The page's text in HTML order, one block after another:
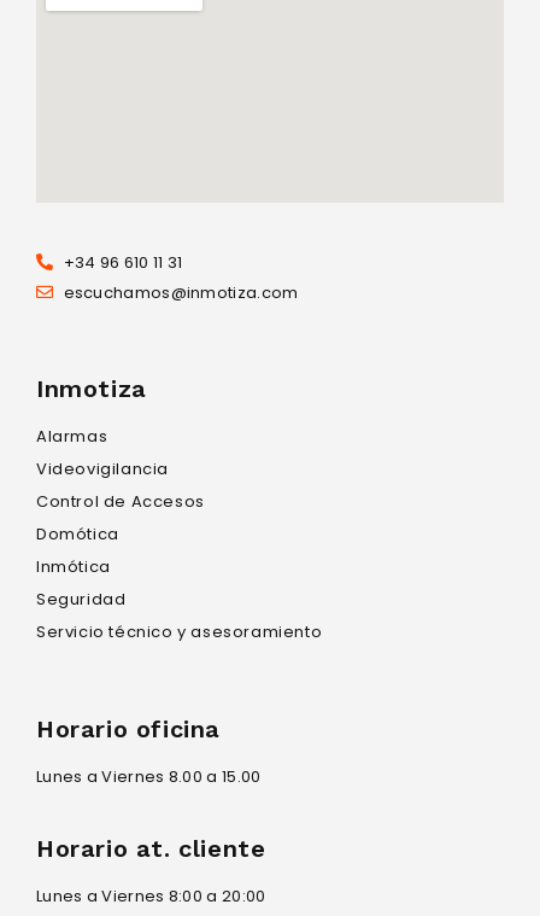
+34 96 610 11 31
escuchamos@inmotiza.com
Inmotiza
Alarmas
Videovigilancia
Control de Accesos
Domótica
Inmótica
Seguridad
Servicio técnico y asesoramiento
Horario oficina
Lunes a Viernes 8.00 a 15.00
Horario at. cliente
Lunes a Viernes 8:00 a 20:00